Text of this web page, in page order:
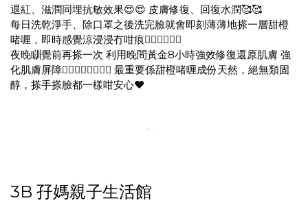
退紅、滋潤同埋抗敏效果😍😍 皮膚修復、回復水潤🥰🥰
每日洗乾淨手、除口罩之後洗完臉就會即刻薄薄地搽一層甜橙
啫喱，即時感覺涼浸浸冇咁痕👍🏻👍🏻👍🏻
夜晚瞓覺前再搽一次 利用晚間黃金8小時強效修復還原肌膚 強
化肌膚屏障👍🏻👍🏻👍🏻💦💦 最重要係甜橙啫喱成份天然，絕無類固
醇，搽手搽臉都一樣咁安心❤️
3B 孖媽親子生活館